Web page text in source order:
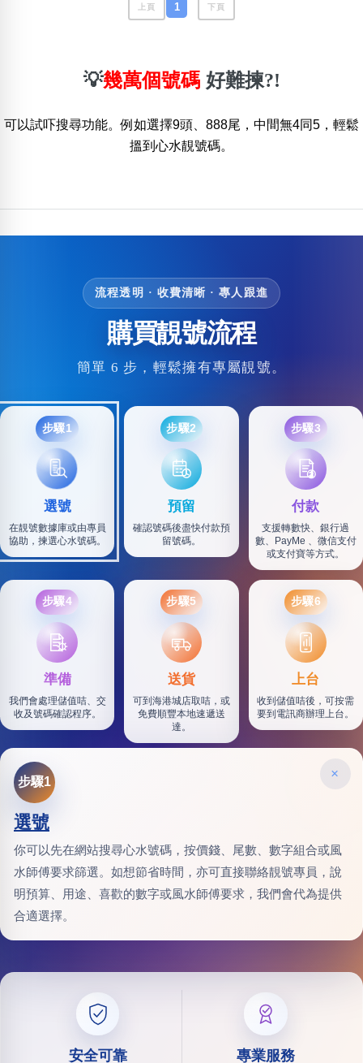
上頁 1 下頁
💡幾萬個號碼 好難揀?!
可以試吓搜尋功能。例如選擇9頭、888尾，中間無4同5，輕鬆
搵到心水靚號碼。
流程透明 · 收費清晰 · 專人跟進
購買靚號流程
簡單 6 步，輕鬆擁有專屬靚號。
步驟1
選號
在靚號數據庫或由專員
協助，揀選心水號碼。
步驟2
預留
確認號碼後盡快付款預
留號碼。
步驟3
付款
支援轉數快、銀行過
數、PayMe 、微信支付
或支付寶等方式。
步驟4
準備
我們會處理儲值咭、交
收及號碼確認程序。
步驟5
SF
送貨
可到海港城店取咭，或
免費順豐本地速遞送
達。
步驟6
上台
收到儲值咭後，可按需
要到電訊商辦理上台。
×
步驟1
選號
你可以先在網站搜尋心水號碼，按價錢、尾數、數字組合或風
水師傅要求篩選。如想節省時間，亦可直接聯絡靚號專員，說
明預算、用途、喜歡的數字或風水師傅要求，我們會代為提供
合適選擇。
安全可靠 專業服務